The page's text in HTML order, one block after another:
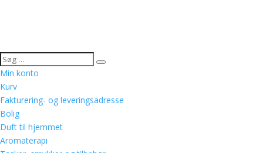
Min konto
Kurv
Fakturering- og leveringsadresse
Bolig
Duft til hjemmet
Aromaterapi